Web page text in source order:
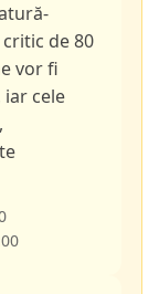
de 80
vor fi
iar cele